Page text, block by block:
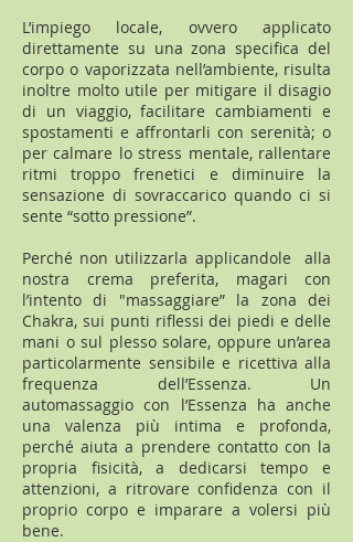
L’impiego locale, ovvero applicato
direttamente su una zona specifica del
corpo o vaporizzata nell’ambiente, risulta
inoltre molto utile per mitigare il disagio
di un viaggio, facilitare cambiamenti e
spostamenti e affrontarli con serenità; o
per calmare lo stress mentale, rallentare
ritmi troppo frenetici e diminuire la
sensazione di sovraccarico quando ci si
sente “sotto pressione”.
Perché non utilizzarla applicandole alla
nostra crema preferita, magari con
l’intento di "massaggiare” la zona dei
Chakra, sui punti riflessi dei piedi e delle
mani o sul plesso solare, oppure un’area
particolarmente sensibile e ricettiva alla
frequenza dell’Essenza. Un
automassaggio con l’Essenza ha anche
una valenza più intima e profonda,
perché aiuta a prendere contatto con la
propria fisicità, a dedicarsi tempo e
attenzioni, a ritrovare confidenza con il
proprio corpo e imparare a volersi più
bene.